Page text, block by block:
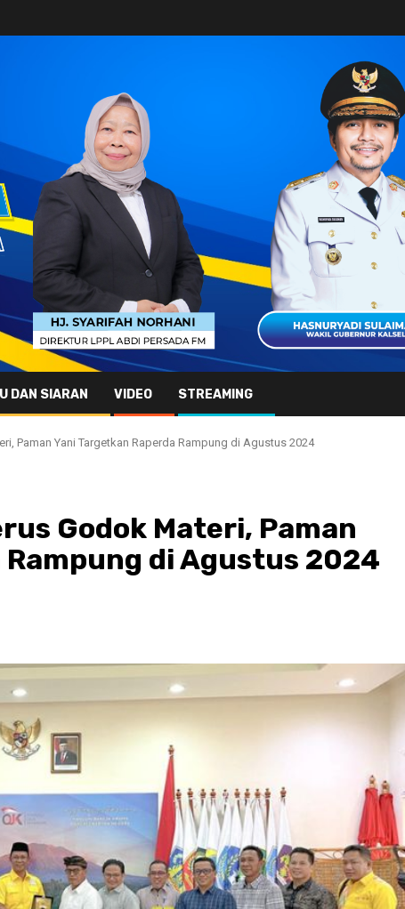
DAN SIARAN VIDEO STREAMING
Paman Yani Targetkan Raperda Rampung di Agustus 2024
Godok Materi, Paman
di Agustus 2024